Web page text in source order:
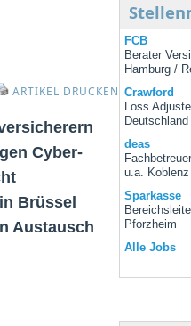
ARTIKEL DRUCKEN
Cyber-
Brüssel
Austausch
FCB
Berater
Hamburg /
Crawford
Loss
deas
u.a.
Sparkasse
Pforzheim
Alle Jobs